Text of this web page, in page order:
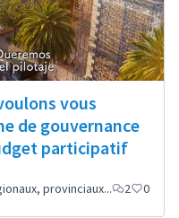
vous
de gouvernance
participatif
provinciaux...
2 0